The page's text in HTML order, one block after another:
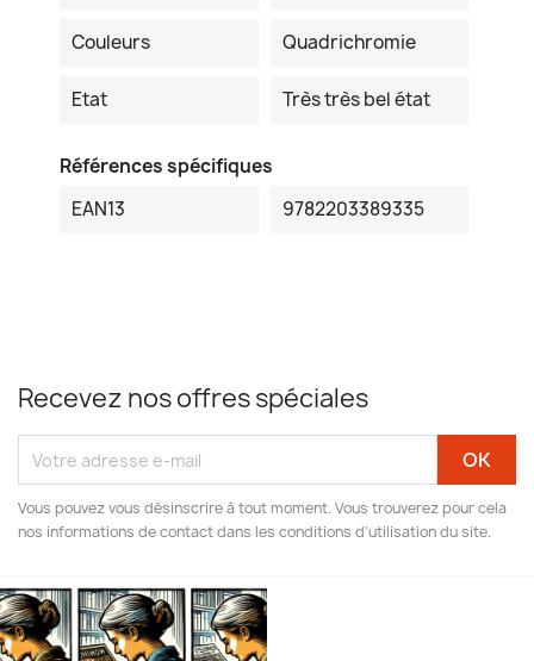
Couleurs Quadrichromie
Etat Très très bel état
Références spécifiques
EAN13
9782203389335
Recevez nos offres spéciales
Vous pouvez vous désinscrire à tout moment. Vous trouverez pour cela
nos informations de contact dans les conditions d'utilisation du site.